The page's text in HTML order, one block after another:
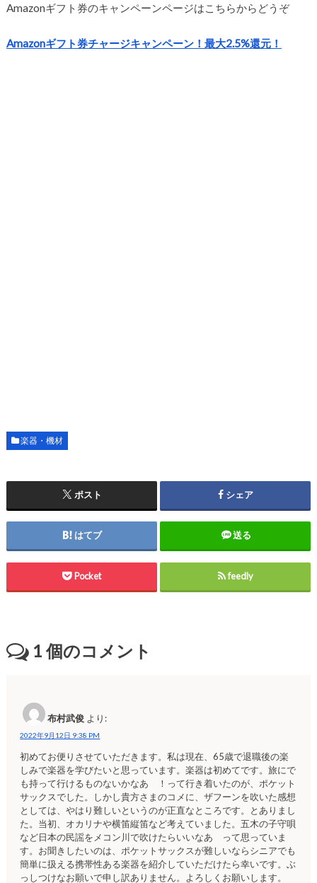
Amazonギフト券のキャンペーンページはこちらからどうぞ
Amazonギフト券チャージキャンペーン！最大2.5%還元！
楽器・機材
ポスト シェア
はてブ 送る
Pocket feedly
1個のコメント
布村武俊 より:
2022年9月12日 9:38 PM
初めてお便りさせていただきます。私は現在、65歳で退職後の楽
しみで楽器を学びたいと思っています。楽器は初めてです。旅にで
も持って行けるものないかなあゝ！って行き着いたのが、ポケット
サックスでした。しかし貴方さまのコメに、ザフーンを吹いた感想
としては、やはり難しいというのが正直なところです。とありまし
た。当初、オカリナや横笛縦笛など考えていました。五木の子守唄
など日本の民謡をメコン川で吹けたらいいなあゝって思っていま
す。お聞きしたいのは、ポケットサックスが難しいならシニアでも
簡単に扱える携帯性ある楽器を紹介していただけたら幸いです。ぶ
っしつけなお願いで申し訳ありません。よろしくお願いします。